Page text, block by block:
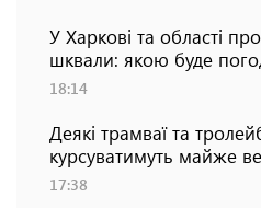
У Харкові та області
шквали: якою буде
18:14
Деякі трамваї та
курсуватимуть майже
17:38